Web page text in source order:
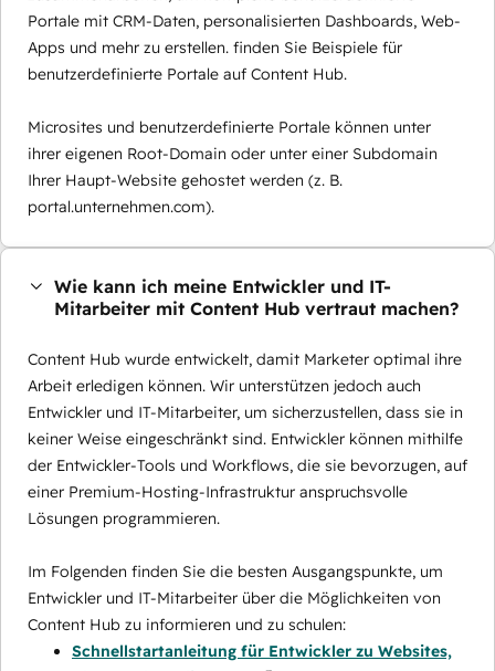
Portale mit CRM-Daten, personalisierten Dashboards, Web-
Apps und mehr zu erstellen. finden Sie Beispiele für
benutzerdefinierte Portale auf Content Hub.
Microsites und benutzerdefinierte Portale können unter
ihrer eigenen Root-Domain oder unter einer Subdomain
Ihrer Haupt-Website gehostet werden (z. B.
portal.unternehmen.com).
Wie kann ich meine Entwickler und IT-
Mitarbeiter mit Content Hub vertraut machen?
Content Hub wurde entwickelt, damit Marketer optimal ihre
Arbeit erledigen können. Wir unterstützen jedoch auch
Entwickler und IT-Mitarbeiter, um sicherzustellen, dass sie in
keiner Weise eingeschränkt sind. Entwickler können mithilfe
der Entwickler-Tools und Workflows, die sie bevorzugen, auf
einer Premium-Hosting-Infrastruktur anspruchsvolle
Lösungen programmieren.
Im Folgenden finden Sie die besten Ausgangspunkte, um
Entwickler und IT-Mitarbeiter über die Möglichkeiten von
Content Hub zu informieren und zu schulen:
Schnellstartanleitung für Entwickler zu Websites,